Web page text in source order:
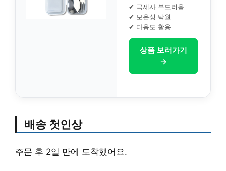
✔ 극세사 부드러움
✔ 보온성 탁월
✔ 다용도 활용
상품 보러가기
→
배송 첫인상
주문 후 2일 만에 도착했어요.